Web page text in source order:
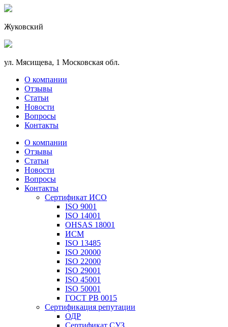
Жуковский
ул. Мясищева, 1 Московская обл.
О компании
Отзывы
Статьи
Новости
Вопросы
Контакты
О компании
Отзывы
Статьи
Новости
Вопросы
Контакты
Сертификат ИСО
ISO 9001
ISO 14001
OHSAS 18001
ИСМ
ISO 13485
ISO 20000
ISO 22000
ISO 29001
ISO 45001
ISO 50001
ГОСТ РВ 0015
Сертификация репутации
ОДР
Сертификат СУЗ